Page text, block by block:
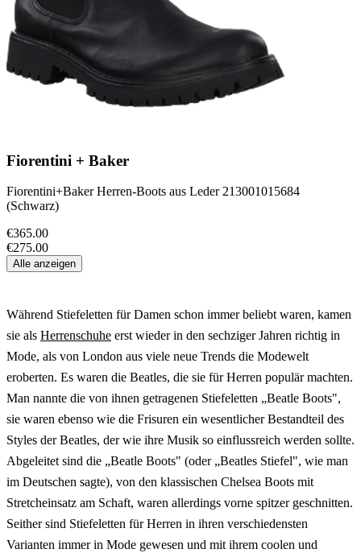
Fiorentini + Baker
Fiorentini+Baker Herren-Boots aus Leder 213001015684
(Schwarz)
€365.00
€275.00
Alle anzeigen
Während Stiefeletten für Damen schon immer beliebt waren, kamen
sie als Herrenschuhe erst wieder in den sechziger Jahren richtig in
Mode, als von London aus viele neue Trends die Modewelt
eroberten. Es waren die Beatles, die sie für Herren populär machten.
Man nannte die von ihnen getragenen Stiefeletten „Beatle Boots",
sie waren ebenso wie die Frisuren ein wesentlicher Bestandteil des
Styles der Beatles, der wie ihre Musik so einflussreich werden sollte.
Abgeleitet sind die „Beatle Boots" (oder „Beatles Stiefel", wie man
im Deutschen sagte), von den klassischen Chelsea Boots mit
Stretcheinsatz am Schaft, waren allerdings vorne spitzer geschnitten.
Seither sind Stiefeletten für Herren in ihren verschiedensten
Varianten immer in Mode gewesen und mit ihrem coolen und